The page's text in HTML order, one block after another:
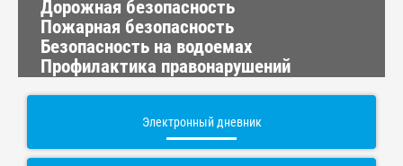
Дорожная безопасность
Пожарная безопасность
Безопасность на водоемах
Профилактика правонарушений
Электронный дневник